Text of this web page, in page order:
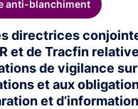
directrices
et de Tracfin
de vigilance
et aux
et
anti-blanchiment